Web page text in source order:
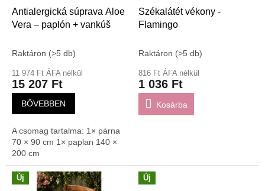
Antialergická súprava Aloe
Vera – paplón + vankúš
Raktáron (>5 db)
11 974 Ft ÁFA nélkül
15 207 Ft
BŐVEBBEN
A csomag tartalma: 1× párna
70 × 90 cm 1× paplan 140 ×
200 cm
Székalátét vékony -
Flamingo
Raktáron (>5 db)
816 Ft ÁFA nélkül
1 036 Ft
Kosárba
Új Új